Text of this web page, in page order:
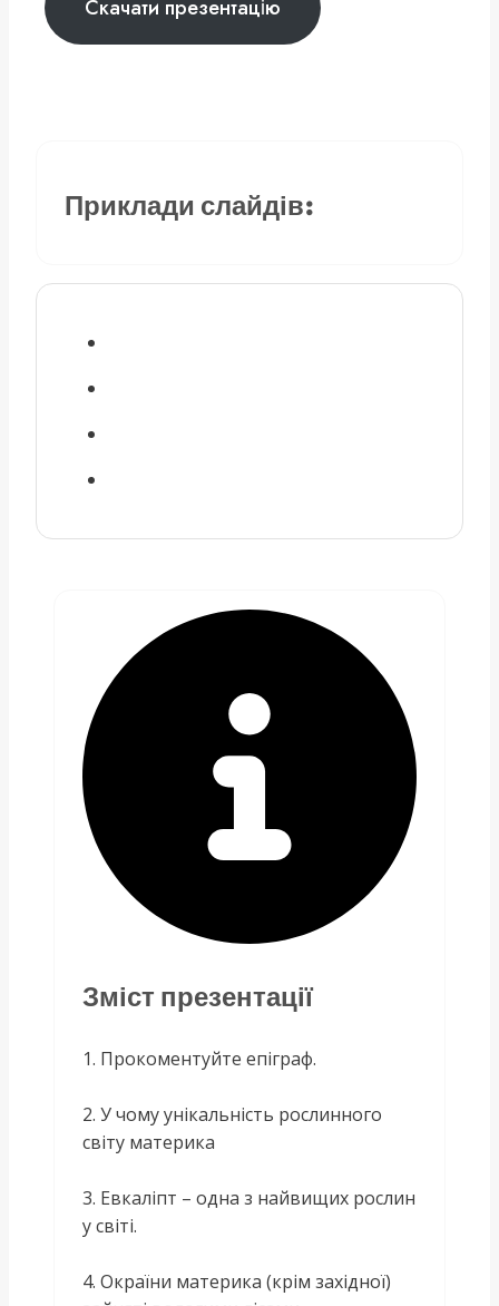
Скачати презентацію
Приклади слайдів:
Зміст презентації
1. Прокоментуйте епіграф.
2. У чому унікальність рослинного
світу материка
3. Евкаліпт – одна з найвищих рослин
у світі.
4. Окраїни материка (крім західної)